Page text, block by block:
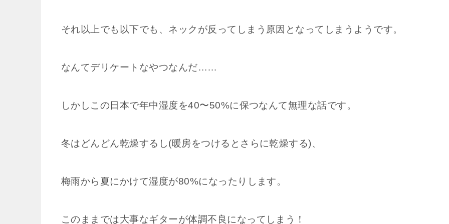
それ以上でも以下でも、ネックが反ってしまう原因となってしまうようです。
なんてデリケートなやつなんだ……
しかしこの日本で年中湿度を40〜50%に保つなんて無理な話です。
冬はどんどん乾燥するし(暖房をつけるとさらに乾燥する)、
梅雨から夏にかけて湿度が80%になったりします。
このままでは大事なギターが体調不良になってしまう！